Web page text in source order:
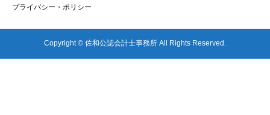
プライバシー・ポリシー
Copyright © 佐和公認会計士事務所 All Rights Reserved.